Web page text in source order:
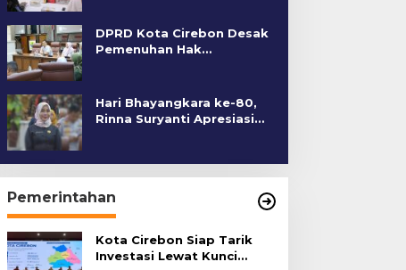
DPRD Kota Cirebon Desak
Pemenuhan Hak
Hari Bhayangkara ke-80,
Rinna Suryanti Apresiasi
Pemerintahan
Kota Cirebon Siap Tarik
Investasi Lewat Kunci